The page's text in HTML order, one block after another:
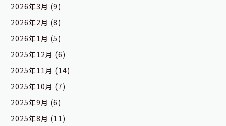
2026年3月 (9)
2026年2月 (8)
2026年1月 (5)
2025年12月 (6)
2025年11月 (14)
2025年10月 (7)
2025年9月 (6)
2025年8月 (11)